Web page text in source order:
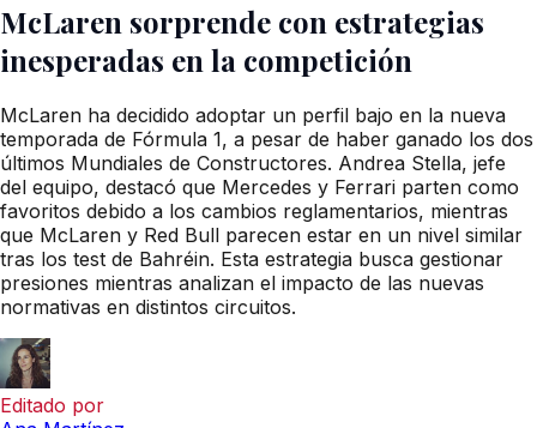
McLaren sorprende con estrategias
inesperadas en la competición
McLaren ha decidido adoptar un perfil bajo en la nueva
temporada de Fórmula 1, a pesar de haber ganado los dos
últimos Mundiales de Constructores. Andrea Stella, jefe
del equipo, destacó que Mercedes y Ferrari parten como
favoritos debido a los cambios reglamentarios, mientras
que McLaren y Red Bull parecen estar en un nivel similar
tras los test de Bahréin. Esta estrategia busca gestionar
presiones mientras analizan el impacto de las nuevas
normativas en distintos circuitos.
Editado por